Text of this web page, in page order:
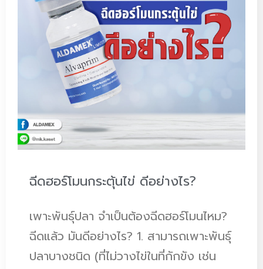
ฉีดฮอร์โมนกระตุ้นไข่ ดีอย่างไร?
เพาะพันธุ์ปลา จำเป็นต้องฉีดฮอร์โมนไหม?
ฉีดแล้ว มันดีอย่างไร? 1. สามารถเพาะพันธุ์
ปลาบางชนิด (ที่ไม่วางไข่ในที่กักขัง เช่น